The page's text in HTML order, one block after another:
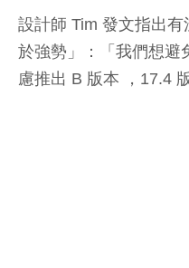
設計師 Tim 發文指出
於強勢」：「我們想避
慮推出 B 版本 ，17.4